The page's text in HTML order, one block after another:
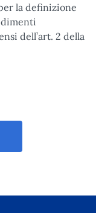
la definizione
dell’art. 2 della
provvedimento